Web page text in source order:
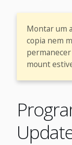
Montar um
copia nem
mount